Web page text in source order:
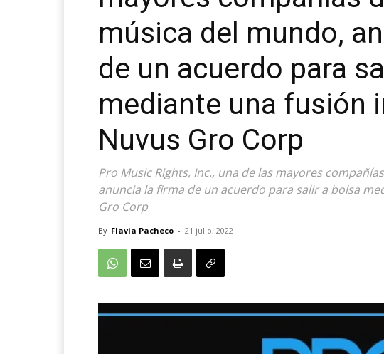
música del mundo,
de un acuerdo para
mediante una fusión
Nuvus Gro Corp
Pro Music Rights, Inc., una de las mayores
anuncia la firma de un acuerdo para salir a bolsa
Gro Corp
By Flavia Pacheco - 21 julio, 2022